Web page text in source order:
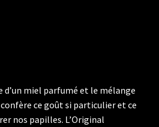
d’un miel parfumé et le mélange
ce goût si particulier et ce
nos papilles. L’Original